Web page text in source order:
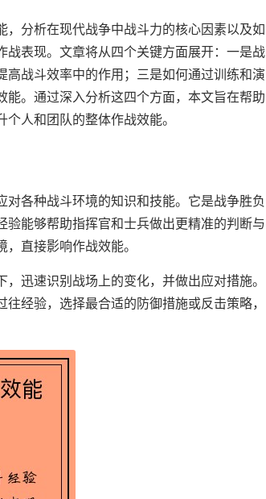
分析在现代战争中战斗力的核心因素以及如
表现。文章将从四个关键方面展开：一是战
战斗效率中的作用；三是如何通过训练和演
。通过深入分析这四个方面，本文旨在帮助
人和团队的整体作战效能。
各种战斗环境的知识和技能。它是战争胜负
能够帮助指挥官和士兵做出更精准的判断与
直接影响作战效能。
迅速识别战场上的变化，并做出应对措施。
经验，选择最合适的防御措施或反击策略，